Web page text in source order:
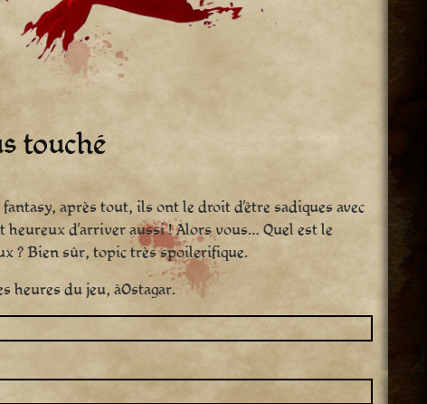
touché
après tout, ils ont le droit d’être sadiques avec
heureux d’arriver aussi ! Alors vous… Quel est le
? Bien sûr, topic très spoilerifique.
heures du jeu, àOstagar.